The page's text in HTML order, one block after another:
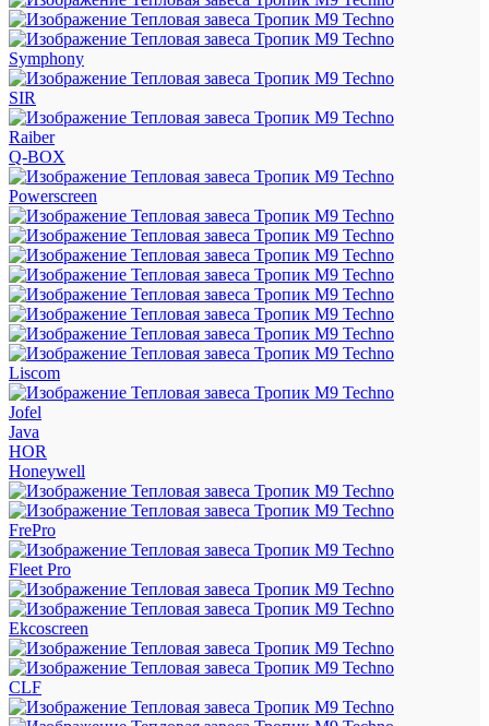
Symphony
SIR
Raiber
Q-BOX
Powerscreen
Liscom
Jofel
Java
HOR
Honeywell
FrePro
Fleet Pro
Ekcoscreen
CLF